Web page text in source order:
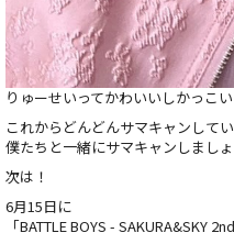
りゅーせいってかわいいしかっこ
これからどんどんサマキャンして
僕たちと一緒にサマキャンしましょ
次は！
6月15日に
「BATTLE BOYS - SAKURA&SKY